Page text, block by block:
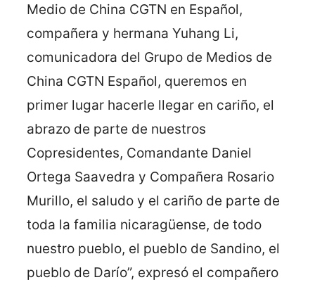
Medio de China CGTN en Español,
compañera y hermana Yuhang Li,
comunicadora del Grupo de Medios de
China CGTN Español, queremos en
primer lugar hacerle llegar en cariño, el
abrazo de parte de nuestros
Copresidentes, Comandante Daniel
Ortega Saavedra y Compañera Rosario
Murillo, el saludo y el cariño de parte de
toda la familia nicaragüense, de todo
nuestro pueblo, el pueblo de Sandino, el
pueblo de Darío”, expresó el compañero